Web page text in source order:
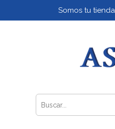
Somos tu